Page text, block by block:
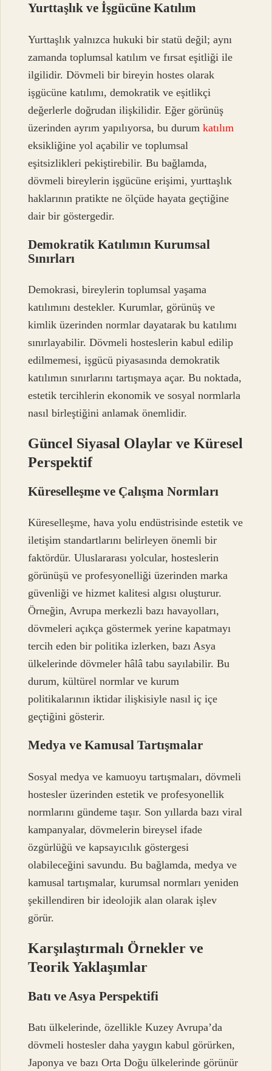
Yurttaşlık ve İşgücüne Katılım
Yurttaşlık yalnızca hukuki bir statü değil; aynı
zamanda toplumsal katılım ve fırsat eşitliği ile
ilgilidir. Dövmeli bir bireyin hostes olarak
işgücüne katılımı, demokratik ve eşitlikçi
değerlerle doğrudan ilişkilidir. Eğer görünüş
üzerinden ayrım yapılıyorsa, bu durumkatılım
eksikliğine yol açabilir ve toplumsal
eşitsizlikleri pekiştirebilir. Bu bağlamda,
dövmeli bireylerin işgücüne erişimi, yurttaşlık
haklarının pratikte ne ölçüde hayata geçtiğine
dair bir göstergedir.
Demokratik Katılımın Kurumsal
Sınırları
Demokrasi, bireylerin toplumsal yaşama
katılımını destekler. Kurumlar, görünüş ve
kimlik üzerinden normlar dayatarak bu katılımı
sınırlayabilir. Dövmeli hosteslerin kabul edilip
edilmemesi, işgücü piyasasında demokratik
katılımın sınırlarını tartışmaya açar. Bu noktada,
estetik tercihlerin ekonomik ve sosyal normlarla
nasıl birleştiğini anlamak önemlidir.
Güncel Siyasal Olaylar ve Küresel
Perspektif
Küreselleşme ve Çalışma Normları
Küreselleşme, hava yolu endüstrisinde estetik ve
iletişim standartlarını belirleyen önemli bir
faktördür. Uluslararası yolcular, hosteslerin
görünüşü ve profesyonelliği üzerinden marka
güvenliği ve hizmet kalitesi algısı oluşturur.
Örneğin, Avrupa merkezli bazı havayolları,
dövmeleri açıkça göstermek yerine kapatmayı
tercih eden bir politika izlerken, bazı Asya
ülkelerinde dövmeler hâlâ tabu sayılabilir. Bu
durum, kültürel normlar ve kurum
politikalarının iktidar ilişkisiyle nasıl iç içe
geçtiğini gösterir.
Medya ve Kamusal Tartışmalar
Sosyal medya ve kamuoyu tartışmaları, dövmeli
hostesler üzerinden estetik ve profesyonellik
normlarını gündeme taşır. Son yıllarda bazı viral
kampanyalar, dövmelerin bireysel ifade
özgürlüğü ve kapsayıcılık göstergesi
olabileceğini savundu. Bu bağlamda, medya ve
kamusal tartışmalar, kurumsal normları yeniden
şekillendiren bir ideolojik alan olarak işlev
görür.
Karşılaştırmalı Örnekler ve
Teorik Yaklaşımlar
Batı ve Asya Perspektifi
Batı ülkelerinde, özellikle Kuzey Avrupa’da
dövmeli hostesler daha yaygın kabul görürken,
Japonya ve bazı Orta Doğu ülkelerinde görünür